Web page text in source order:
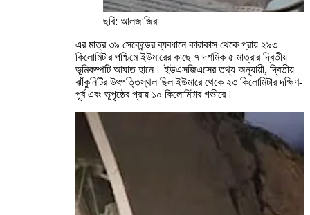
ছবি: আলজাজিরা
এর মাত্র ৩৯ সেকেন্ডের ব্যবধানে কারাকাস থেকে প্রায় ২৯৩
কিলোমিটার পশ্চিমে ইউমারের কাছে ৭ দশমিক ৫ মাত্রার দ্বিতীয়
ভূমিকম্পটি আঘাত হানে। ইউএসজিএসের তথ্য অনুযায়ী, দ্বিতীয়
ঝাঁকুনিটির উৎপত্তিস্থল ছিল ইউমারে থেকে ২৩ কিলোমিটার দক্ষিণ-
পূর্ব এবং ভূপৃষ্ঠের প্রায় ১০ কিলোমিটার গভীরে।